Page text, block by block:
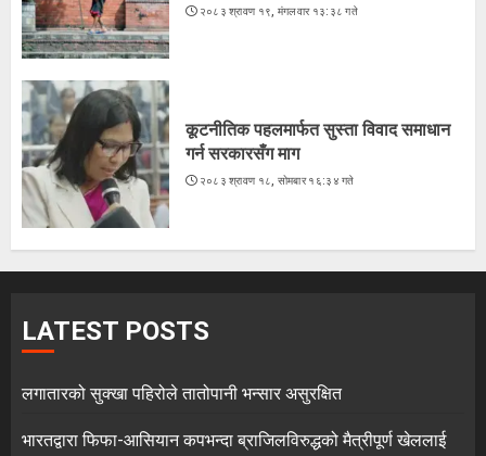
२०८३ श्रावण १९, मंगलवार १३:३८ गते
कूटनीतिक पहलमार्फत सुस्ता विवाद समाधान
गर्न सरकारसँग माग
२०८३ श्रावण १८, सोमबार १६:३४ गते
LATEST POSTS
लगातारको सुक्खा पहिरोले तातोपानी भन्सार असुरक्षित
भारतद्वारा फिफा-आसियान कपभन्दा ब्राजिलविरुद्धको मैत्रीपूर्ण खेललाई